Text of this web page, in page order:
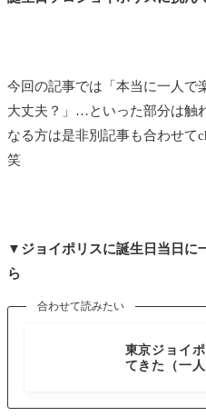
今回の記事では「本当に一人で
大丈夫？」…といった部分は触
なる方は是非別記事も合わせて
笑
▼ジョイポリスに誕生日当日に
ら
合わせて読みたい
東京ジョイ
てきた（一